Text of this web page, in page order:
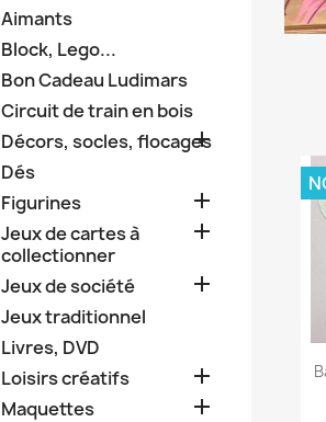
Aimants
Block, Lego...
Bon Cadeau Ludimars
Circuit de train en bois
Décors, socles, flocages

Dés
Figurines

Jeux de cartes à
collectionner

Jeux de société 
Jeux traditionnel
Livres, DVD
Loisirs créatifs

Maquettes 